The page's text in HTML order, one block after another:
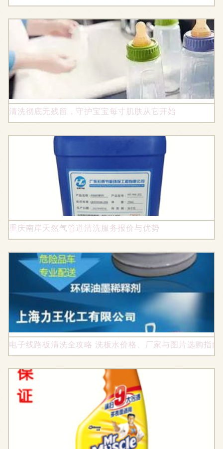
清洗彻底无残留，守护宝宝每寸肌肤从它开始
重庆南岸天然气管道清洗服务报价与优势
电子线路板清洗全攻略 洗板水价格、厂家与图片选购指南